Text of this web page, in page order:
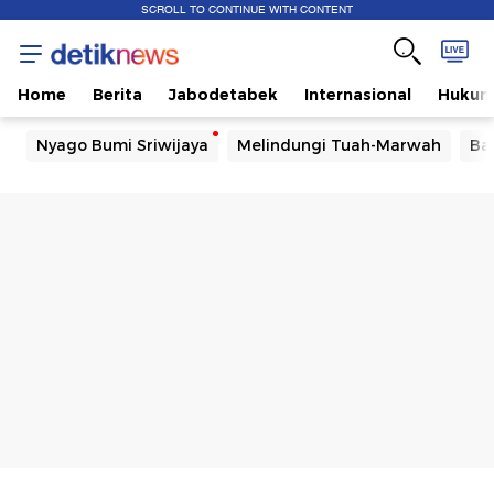
SCROLL TO CONTINUE WITH CONTENT
Home Berita Jabodetabek Internasional Hukum
Nyago Bumi Sriwijaya Melindungi Tuah-Marwah